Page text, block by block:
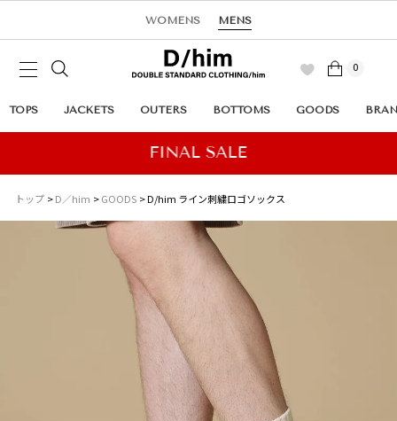
WOMENS MENS
0
TOPS JACKETS OUTERS BOTTOMS GOODS
トップ D／him GOODS D/him ライン刺繍ロゴソックス